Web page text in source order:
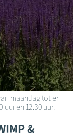
maandag tot en
en 12.30 uur.
&